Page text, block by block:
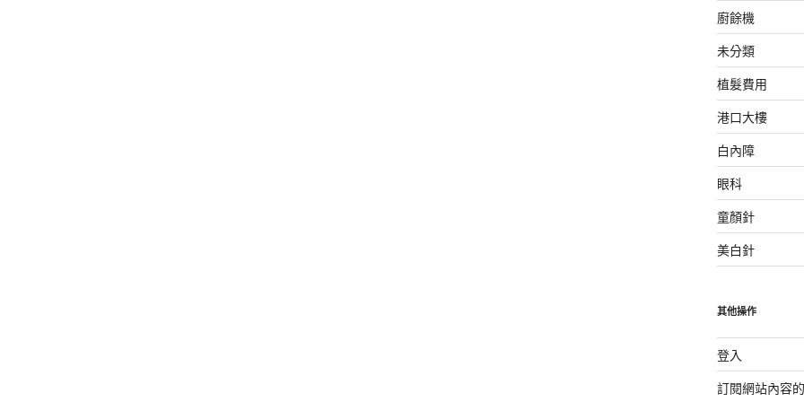
廚餘機
未分類
植髮費用
港口大樓
白內障
眼科
童顏針
美白針
其他操作
登入
訂閱網站內容